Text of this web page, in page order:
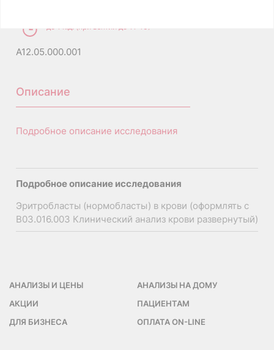
A12.05.000.001
Описание
Подробное описание исследования
Подробное описание исследования
Эритробласты (нормобласты) в крови (оформлять с
В03.016.003 Клинический анализ крови развернутый)
АНАЛИЗЫ И ЦЕНЫ
АНАЛИЗЫ НА ДОМУ
АКЦИИ
ПАЦИЕНТАМ
ДЛЯ БИЗНЕСА
ОПЛАТА ON-LINE